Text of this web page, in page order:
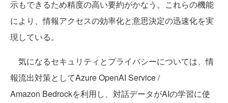
示もできるため精度の高い要約がかなう。これらの機能
により、情報アクセスの効率化と意思決定の迅速化を実
現している。
気になるセキュリティとプライバシーについては、情
報流出対策としてAzure OpenAI Service /
Amazon Bedrockを利用し、対話データがAIの学習に使